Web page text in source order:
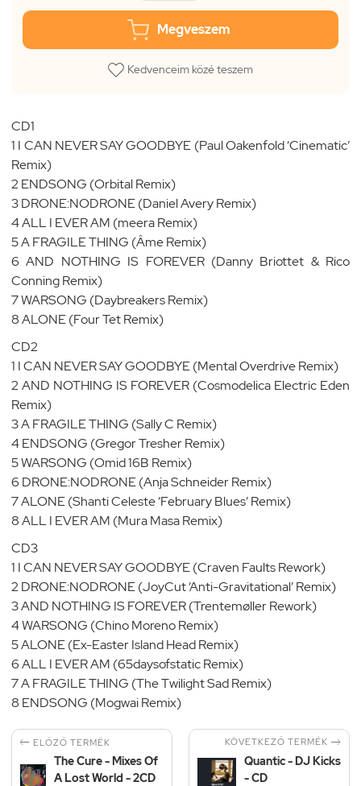
Megveszem
Kedvenceim közé teszem
CD1
1 I CAN NEVER SAY GOODBYE (Paul Oakenfold ‘Cinematic’
Remix)
2 ENDSONG (Orbital Remix)
3 DRONE:NODRONE (Daniel Avery Remix)
4 ALL I EVER AM (meera Remix)
5 A FRAGILE THING (Âme Remix)
6 AND NOTHING IS FOREVER (Danny Briottet & Rico
Conning Remix)
7 WARSONG (Daybreakers Remix)
8 ALONE (Four Tet Remix)
CD2
1 I CAN NEVER SAY GOODBYE (Mental Overdrive Remix)
2 AND NOTHING IS FOREVER (Cosmodelica Electric Eden
Remix)
3 A FRAGILE THING (Sally C Remix)
4 ENDSONG (Gregor Tresher Remix)
5 WARSONG (Omid 16B Remix)
6 DRONE:NODRONE (Anja Schneider Remix)
7 ALONE (Shanti Celeste ‘February Blues’ Remix)
8 ALL I EVER AM (Mura Masa Remix)
CD3
1 I CAN NEVER SAY GOODBYE (Craven Faults Rework)
2 DRONE:NODRONE (JoyCut ‘Anti-Gravitational’ Remix)
3 AND NOTHING IS FOREVER (Trentemøller Rework)
4 WARSONG (Chino Moreno Remix)
5 ALONE (Ex-Easter Island Head Remix)
6 ALL I EVER AM (65daysofstatic Remix)
7 A FRAGILE THING (The Twilight Sad Remix)
8 ENDSONG (Mogwai Remix)
 ELŐZŐ TERMÉK
The Cure - Mixes Of
A Lost World - 2CD
KÖVETKEZŐ TERMÉK 
Quantic - DJ Kicks
- CD